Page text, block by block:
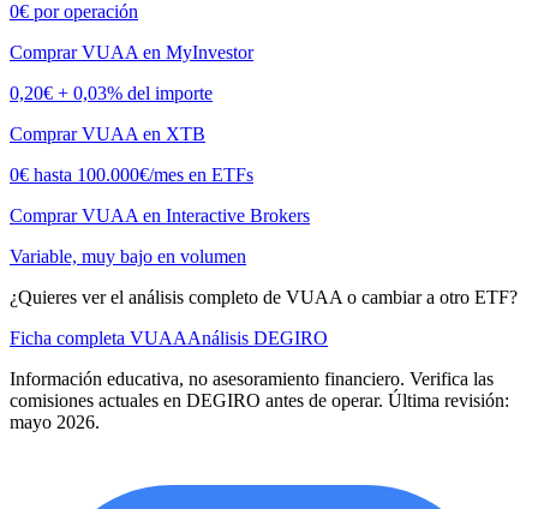
0€ por operación
ComprarVUAA en MyInvestor
0,20€ + 0,03% del importe
ComprarVUAA en XTB
0€ hasta 100.000€/mes en ETFs
ComprarVUAA en Interactive Brokers
Variable, muy bajo en volumen
¿Quieres ver el análisis completo de VUAA o cambiar a otro ETF?
Ficha completa VUAAAnálisis DEGIRO
Información educativa, no asesoramiento financiero. Verifica las
comisiones actuales en DEGIRO antes de operar. Última revisión:
mayo 2026.